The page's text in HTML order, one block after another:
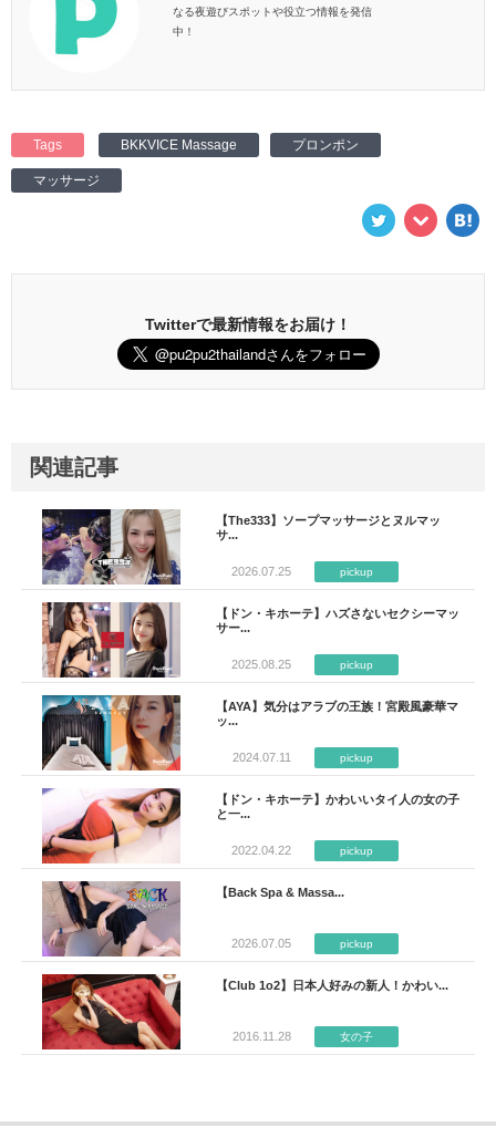
なる夜遊びスポットや役立つ情報を発信
中！
Tags BKKVICE Massage プロンポン
マッサージ
Twitterで最新情報をお届け！
関連記事
【The333】ソープマッサージとヌルマッ
サ...
2026.07.25 pickup
【ドン・キホーテ】ハズさないセクシーマッ
サー...
2025.08.25 pickup
【AYA】気分はアラブの王族！宮殿風豪華マ
ッ...
2024.07.11 pickup
【ドン・キホーテ】かわいいタイ人の女の子
と一...
2022.04.22 pickup
【Back Spa & Massa...
2026.07.05 pickup
【Club 1o2】日本人好みの新人！かわい...
2016.11.28 女の子